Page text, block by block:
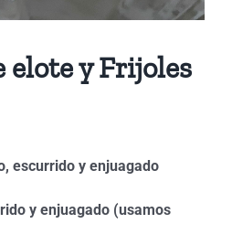
elote y Frijoles
escurrido y enjuagado
y enjuagado (usamos